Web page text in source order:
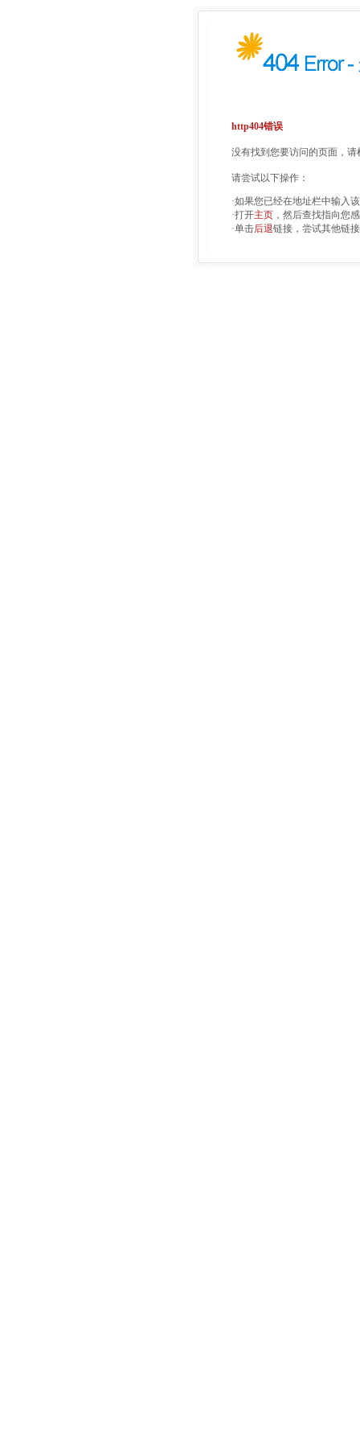
http404错误
没有找到您要访问的页面，
请尝试以下操作：
·如果您已经在地址栏中输入
·打开主页 ，然后查找指向您
·单击后退链接，尝试其他链